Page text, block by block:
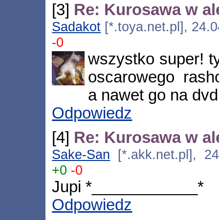
[3] Re: Kurosawa w
Sadakot [*.toya.net.pl],
-0
wszystko super!
oscarowego
a nawet go na
Odpowiedz
[4] Re: Kurosawa w
Sake-San [*.akk.net.pl],
+0 -0
Jupi *____________*
Odpowiedz